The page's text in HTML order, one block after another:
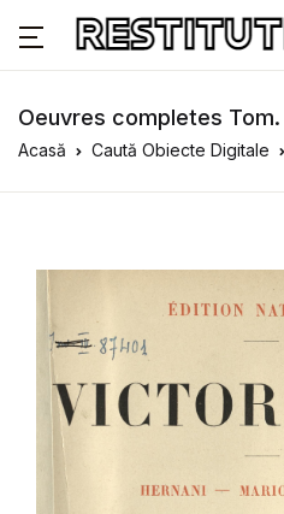
Oeuvres completes Tom.
Acasă Caută Obiecte Digitale